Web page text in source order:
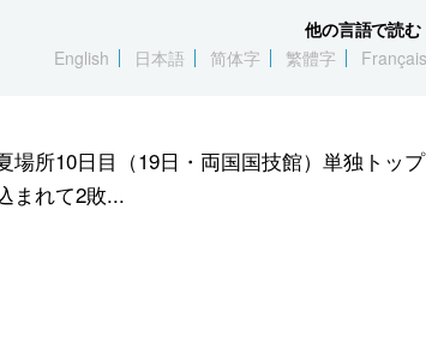
京2020
他の言語で読む
English
日本語 简体字 繁體字 Français
場所10日目（19日・両国国技館）単独トッ
まれて2敗...